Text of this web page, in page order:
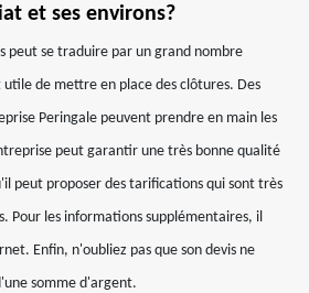
et ses environs?
peut se traduire par un grand nombre
de mettre en place des clôtures. Des
Peringale peuvent prendre en main les
peut garantir une très bonne qualité
peut proposer des tarifications qui sont très
Pour les informations supplémentaires, il
Enfin, n'oubliez pas que son devis ne
somme d'argent.